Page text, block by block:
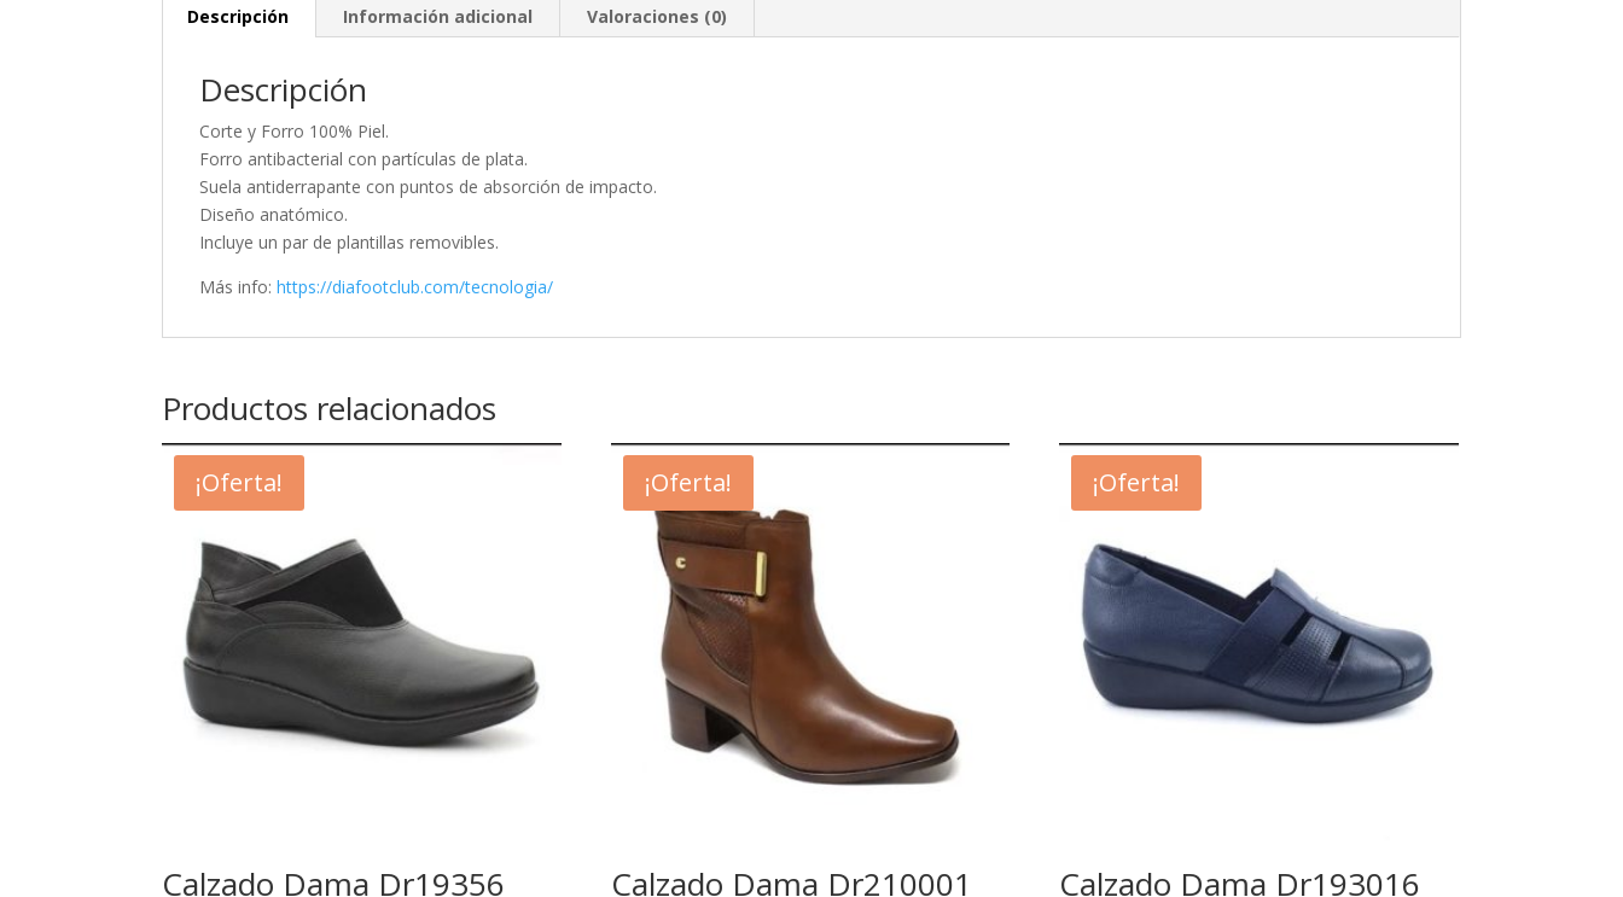
Descripción Información adicional Valoraciones (0)
Descripción
Corte y Forro 100% Piel.
Forro antibacterial con partículas de plata.
Suela antiderrapante con puntos de absorción de impacto.
Diseño anatómico.
Incluye un par de plantillas removibles.
Más info:https://diafootclub.com/tecnologia/
Productos relacionados
¡Oferta!
Calzado Dama Dr19356
¡Oferta!
Calzado Dama Dr210001
¡Oferta!
Calzado Dama Dr193016